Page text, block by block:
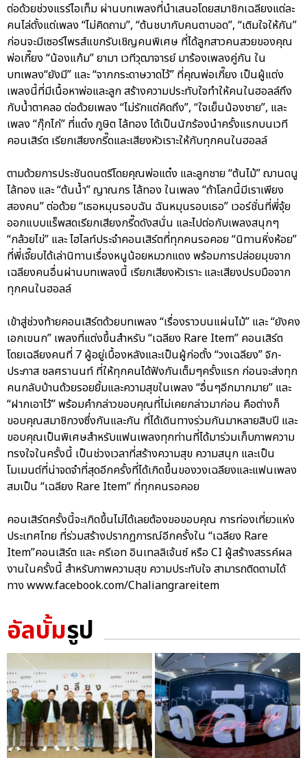
ต่อด้วยช่วงแรร์ไอเท็ม ผ่านบทเพลงที่นำเสนอโดยสมาชิกเฉลียงแต่ละ
คนไล่ตั้งแต่เพลง “ไม่คิดถาม”, “ต้นชบากับคนตาบอด”, “เติมใจให้กัน”
ก่อนจะมีเซอร์ไพรส์แขกรับเชิญคนพิเศษ ที่ได้ลูกสาวคนสวยของคุณ
พ่อเกี๊ยง “น้องแก้ม” ยามา เวทีวุฒาจารย์ มาร้องเพลงคู่กัน ใน
บทเพลง“ยังมี” และ “จากกระดาษวาดไว้” ที่คุณพ่อเกี๊ยง เป็นผู้แต่ง
เพลงนี้ที่มีเนื้อหาพ่อและลูก สร้างความประทับใจทำให้คนในฮอลล์ถึง
กับน้ำตาคลอ ต่อด้วยเพลง “ไม่รักแต่คิดถึง”, “ใจเย็นน้องชาย”, และ
เพลง “กุ๊กไก่” ที่แต๋ง ภูษิต ไล้ทอง ได้เป็นนักร้องนำครั้งแรกบนเวที
คอนเสิร์ต เรียกเสียงกรี๊ดและเสียงหัวเราะให้กับทุกคนในฮอลล์
ตามด้วยการประชันดนตรีโดยคุณพ่อแต๋ง และลูกชาย “ต้นไม้” ฌานดนู
ไล้ทอง และ “ต้นน้ำ” ญาณกร ไล้ทอง ในเพลง “ถ้าโลกนี้มีเราเพียง
สองคน” ต่อด้วย “เธอหมุนรอบฉัน ฉันหมุนรอบเธอ” เวอร์ชั่นที่พี่จุ้ย
ออกแบบแร็พสดเรียกเสียงกรี๊ดดังสนั่น และไปต่อกับเพลงสนุกๆ
“กล้วยไข่” และ ไฮไลท์ประจำคอนเสิร์ตที่ทุกคนรอคอย “นิทานหิ่งห้อย”
ที่พี่เจี๊ยบได้เล่านิทานเรื่องหนูน้อยหมวกแดง พร้อมการปล่อยมุขจาก
เฉลียงคนอื่นผ่านบทเพลงนี้ เรียกเสียงหัวเราะ และเสียงปรบมือจาก
ทุกคนในฮอลล์
เข้าสู่ช่วงท้ายคอนเสิร์ตด้วยบทเพลง “เรื่องราวบนแผ่นไม้” และ “ยังคง
เอกเขนก” เพลงที่แต่งขึ้นสำหรับ “เฉลียง Rare Item” คอนเสิร์ต
โดยเฉลียงคนที่ 7 ผู้อยู่เบื้องหลังและเป็นผู้ก่อตั้ง “วงเฉลียง” จิก-
ประภาส ชลศรานนท์ ที่ให้ทุกคนได้ฟังกันเต็มๆครั้งแรก ก่อนจะส่งทุก
คนกลับบ้านด้วยรอยยิ้มและความสุขในเพลง “อื่นๆอีกมากมาย” และ
“ฝากเอาไว้” พร้อมคำกล่าวขอบคุณที่ไม่เคยกล่าวมาก่อน คือต่างก็
ขอบคุณสมาชิกวงซึ่งกันและกัน ที่ได้เดินทางร่วมกันมาหลายสิบปี และ
ขอบคุณเป็นพิเศษสำหรับแฟนเพลงทุกท่านที่ได้มาร่วมเก็บภาพความ
ทรงใจในครั้งนี้ เป็นช่วงเวลาที่สร้างความสุข ความสนุก และเป็น
โมเมนต์ที่น่าจดจำที่สุดอีกครั้งที่ได้เกิดขึ้นของวงเฉลียงและแฟนเพลง
สมเป็น “เฉลียง Rare Item” ที่ทุกคนรอคอย
คอนเสิร์ตครั้งนี้จะเกิดขึ้นไม่ได้เลยต้องขอขอบคุณ การท่องเที่ยวแห่ง
ประเทศไทย ที่ร่วมสร้างปรากฏการณ์อีกครั้งใน “เฉลียง Rare
Item”คอนเสิร์ต และ ครีเอท อินเทลลิเจ้นซ์ หรือ CI ผู้สร้างสรรค์ผล
งานในครั้งนี้ สำหรับภาพความสุข ความประทับใจ สามารถติดตามได้
ทาง www.facebook.com/Chaliangrareitem
อัลบั้มรูป